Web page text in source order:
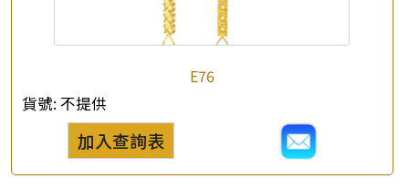
E76
貨號: 不提供
加入查詢表